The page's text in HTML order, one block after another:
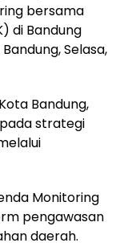
bersama
di Bandung
Selasa,
Bandung,
strategi
Monitoring
pengawasan
daerah.